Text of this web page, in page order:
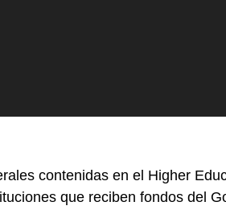
contenidas en el Higher
que reciben fondos del